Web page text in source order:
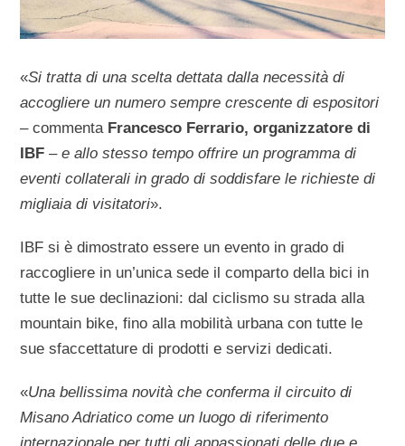
«Si tratta di una scelta dettata dalla necessità di
accogliere un numero sempre crescente di espositori
– commenta Francesco Ferrario, organizzatore di
IBF –e allo stesso tempo offrire un programma di
eventi collaterali in grado di soddisfare le richieste di
migliaia di visitatori».
IBF si è dimostrato essere un evento in grado di
raccogliere in un’unica sede il comparto della bici in
tutte le sue declinazioni: dal ciclismo su strada alla
mountain bike, fino alla mobilità urbana con tutte le
sue sfaccettature di prodotti e servizi dedicati.
«Una bellissima novità che conferma il circuito di
Misano Adriatico come un luogo di riferimento